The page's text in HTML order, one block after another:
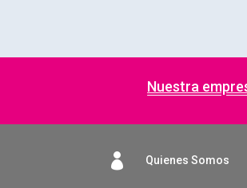
Nuestra
 Quienes Somos